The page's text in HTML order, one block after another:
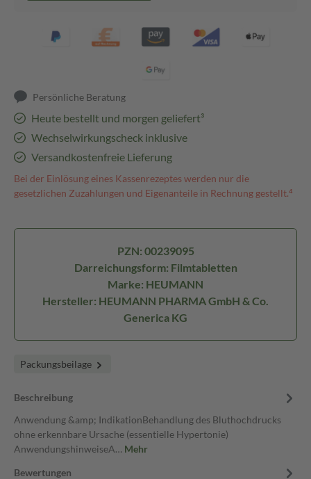
Persönliche Beratung
Heute bestellt und morgen geliefert³
Wechselwirkungscheck inklusive
Versandkostenfreie Lieferung
Bei der Einlösung eines Kassenrezeptes werden nur die
gesetzlichen Zuzahlungen und Eigenanteile in Rechnung gestellt.⁴
PZN: 00239095
Darreichungsform: Filmtabletten
Marke: HEUMANN
Hersteller: HEUMANN PHARMA GmbH & Co.
Generica KG
Packungsbeilage
Beschreibung
Anwendung &amp; IndikationBehandlung des Bluthochdrucks
ohne erkennbare Ursache (essentielle Hypertonie)
AnwendungshinweiseA… Mehr
Bewertungen